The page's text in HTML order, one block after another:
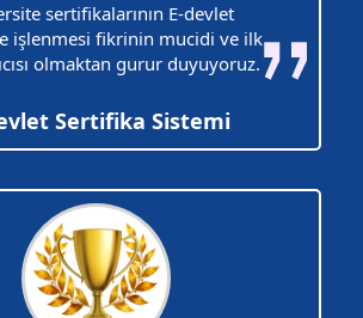
sertifikalarının E-devlet
işlenmesi fikrinin mucidi ve ilk
olmaktan gurur duyuyoruz.
Sertifika Sistemi